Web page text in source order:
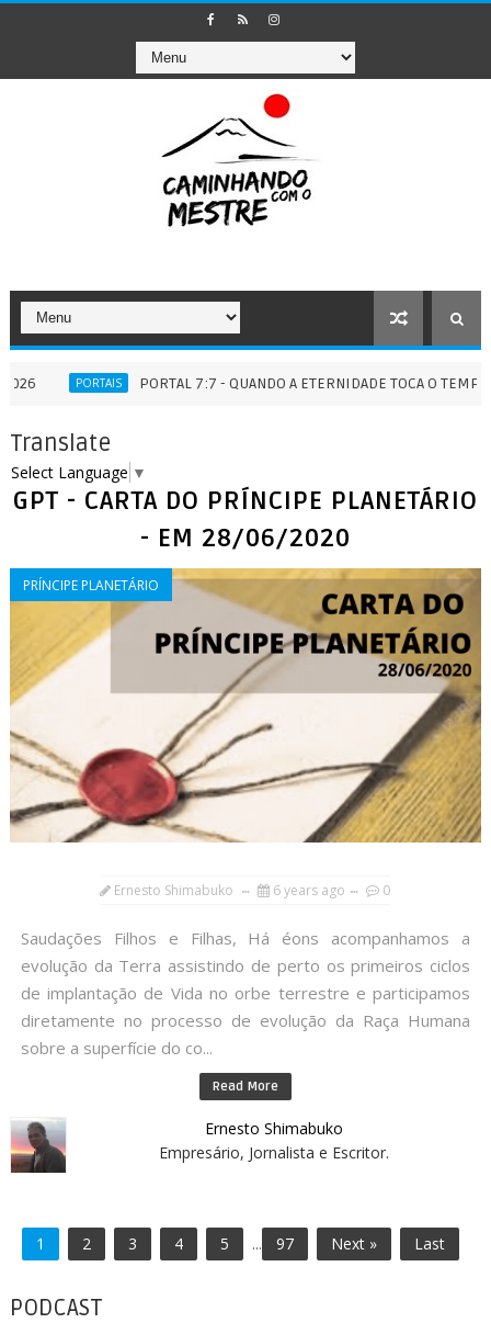
PORTAIS PORTAL 7:7 - QUANDO A ETERNIDADE TOCA O TEMPO - 07/
Translate
Select Language ▼
GPT - CARTA DO PRÍNCIPE PLANETÁRIO
- EM 28/06/2020
PRÍNCIPE PLANETÁRIO
Ernesto Shimabuko 6 years ago 0
Saudações Filhos e Filhas, Há éons acompanhamos a
evolução da Terra assistindo de perto os primeiros ciclos
de implantação de Vida no orbe terrestre e participamos
diretamente no processo de evolução da Raça Humana
sobre a superfície do co...
Read More
Ernesto Shimabuko
Empresário, Jornalista e Escritor.
1 2 3 4 5 ... 97 Next » Last
PODCAST